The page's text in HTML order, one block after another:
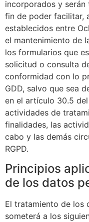
incorporados y
fin de poder facilitar,
establecidos entre
el mantenimiento de
los formularios que
solicitud o consulta
conformidad con lo
GDD, salvo que sea
en el artículo 30.5
actividades de
finalidades, las
cabo y las demás
RGPD.
Principios
de los datos
El tratamiento de los
someterá a los